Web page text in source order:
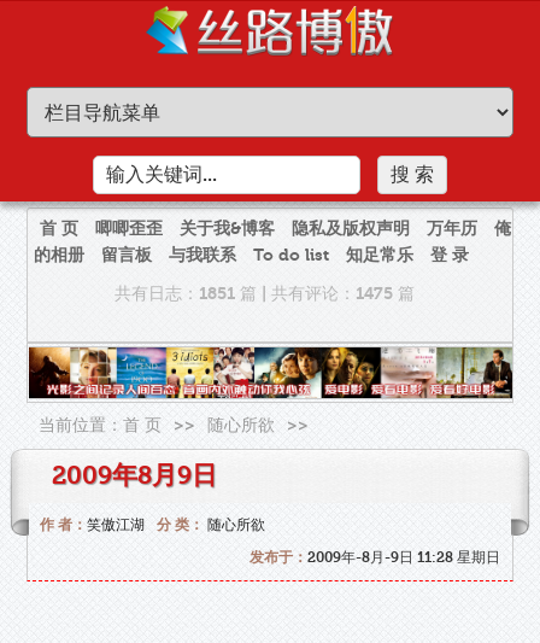
首 页 唧唧歪歪 关于我&博客 隐私及版权声明 万年历
俺
的相册
留言板 与我联系 To do list 知足常乐
登 录
共有日志：1851 篇
共有评论：1475 篇
当前位置：首 页 >> 随心所欲 >>
2009年8月9日
作 者：笑傲江湖 分 类： 随心所欲
发布于： 2009年-8月-9日 11:28 星期日